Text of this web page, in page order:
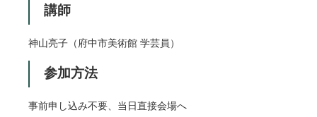
講師
神山亮子（府中市美術館 学芸員）
参加方法
事前申し込み不要、当日直接会場へ